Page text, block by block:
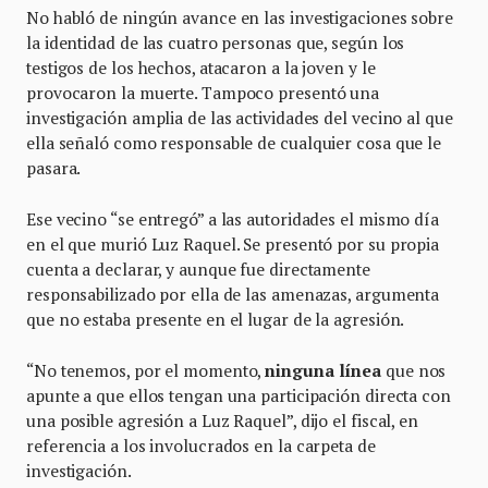
No habló de ningún avance en las investigaciones sobre
la identidad de las cuatro personas que, según los
testigos de los hechos, atacaron a la joven y le
provocaron la muerte. Tampoco presentó una
investigación amplia de las actividades del vecino al que
ella señaló como responsable de cualquier cosa que le
pasara.
Ese vecino “se entregó” a las autoridades el mismo día
en el que murió Luz Raquel. Se presentó por su propia
cuenta a declarar, y aunque fue directamente
responsabilizado por ella de las amenazas, argumenta
que no estaba presente en el lugar de la agresión.
“No tenemos, por el momento,ninguna línea que nos
apunte a que ellos tengan una participación directa con
una posible agresión a Luz Raquel”, dijo el fiscal, en
referencia a los involucrados en la carpeta de
investigación.